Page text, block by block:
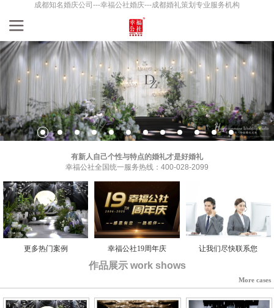
成都知名婚庆公司---幸福公社婚庆---成都婚礼策划专业服务机构
有新人自己个性与特点的婚礼才是好婚礼
幸福公社全国统一服务热线：400-028-2099
更多热门案例 幸福公社19周年庆 让我们尽快联系您
作品展示 work shows
More cases